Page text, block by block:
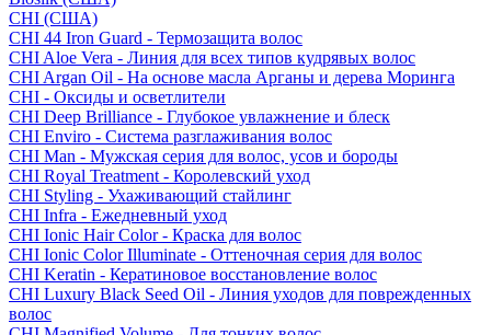
CHI (США)
CHI 44 Iron Guard - Термозащита волос
CHI Aloe Vera - Линия для всех типов кудрявых волос
CHI Argan Oil - На основе масла Арганы и дерева Моринга
CHI - Оксиды и осветлители
CHI Deep Brilliance - Глубокое увлажнение и блеск
CHI Enviro - Система разглаживания волос
CHI Man - Мужская серия для волос, усов и бороды
CHI Royal Treatment - Королевский уход
CHI Styling - Ухаживающий стайлинг
CHI Infra - Ежедневный уход
CHI Ionic Hair Color - Краска для волос
CHI Ionic Color Illuminate - Оттеночная серия для волос
CHI Keratin - Кератиновое восстановление волос
CHI Luxury Black Seed Oil - Линия уходов для поврежденных
волос